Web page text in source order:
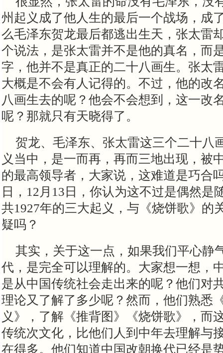
州起义成了他人生的最后一个战场，成
么毛泽东贺龙最后都逃出生天，张太雷
个说法，是张太雷并不是他的真名，而
字，他并不是真正的二十八画生。张太
大概是不会有人记得的。不过，他的改
八画生去的呢？他会不会想到，这一改
呢？那就只有天晓得了。
贺龙、毛泽东、张太雷这三个二十八
义当中，是一而再，再而三地出现，被
的最高领导者，大家说，这难道是巧合
日，12月13日，你认为这不过是偶然是
共1927年的三大起义，与《烧饼歌》的
疑吗？
其实，关于这一点，如果我们平心静
代，是完全可以理解的。大家想一想，
是从中国传统社会走出来的呢？他们对
理论又了解了多少呢？然而，他们熟悉
义》，了解《推背图》《烧饼歌》，而
传统次文化，比他们人到中年去理解与
在得多。他们知道中国改朝换代已经是